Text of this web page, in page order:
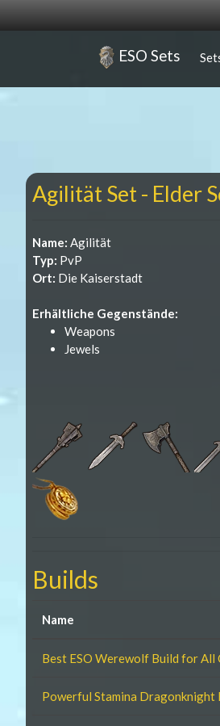
ESO Sets
Agilität Set - Elder
Name: Agilität
Typ: PvP
Ort: Die Kaiserstadt
Erhältliche Gegenstände:
Weapons
Jewels
Builds
Name
Best ESO Werewolf Build for All
Powerful Stamina Dragonknight